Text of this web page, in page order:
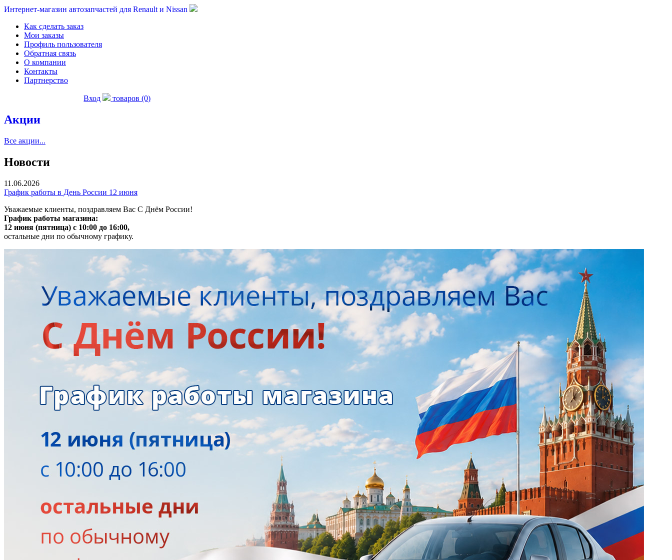
Интернет-магазин автозапчастей для Renault и Nissan
Как сделать заказ
Мои заказы
Профиль пользователя
Обратная связь
О компании
Контакты
Партнерство
Вход товаров (0)
Акции
Все акции...
Новости
11.06.2026
График работы в День России 12 июня
Уважаемые клиенты, поздравляем Вас С Днём России!
График работы магазина:
12 июня (пятница) с 10:00 до 16:00,
остальные дни по обычному графику.